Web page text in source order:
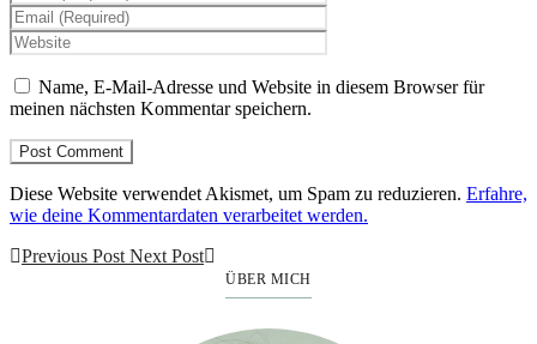
Name, E-Mail-Adresse und Website in diesem Browser für
meinen nächsten Kommentar speichern.
Diese Website verwendet Akismet, um Spam zu reduzieren. Erfahre,
wie deine Kommentardaten verarbeitet werden.
Previous Post Next Post
ÜBER MICH